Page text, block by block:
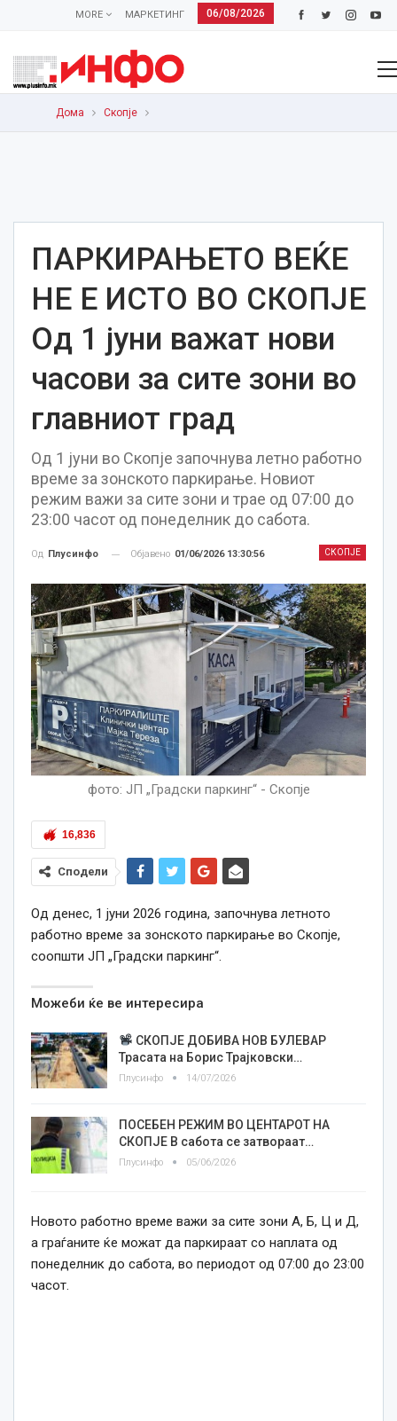
06/08/2026
МАРКЕТИНГ
MORE
Дома Скопје
ПАРКИРАЊЕТО ВЕЌЕ
НЕ Е ИСТО ВО СКОПЈЕ
Од 1 јуни важат нови
часови за сите зони во
главниот град
Од 1 јуни во Скопје започнува летно работно
време за зонското паркирање. Новиот
режим важи за сите зони и трае од 07:00 до
23:00 часот од понеделник до сабота.
СКОПЈЕ
Од Плусинфо Објавено 01/06/2026 13:30:56
фото: ЈП „Градски паркинг“ - Скопје
16,836
Сподели
Од денес, 1 јуни 2026 година, започнува летното
работно време за зонското паркирање во Скопје,
соопшти ЈП „Градски паркинг“.
Можеби ќе ве интересира
СКОПЈЕ ДОБИВА НОВ БУЛЕВАР
Трасата на Борис Трајковски…
Плусинфо 14/07/2026
ПОСЕБЕН РЕЖИМ ВО ЦЕНТАРОТ НА
СКОПЈЕ В сабота се затвораат…
Плусинфо 05/06/2026
Новото работно време важи за сите зони А, Б, Ц и Д,
а граѓаните ќе можат да паркираат со наплата од
понеделник до сабота, во периодот од 07:00 до 23:00
часот.